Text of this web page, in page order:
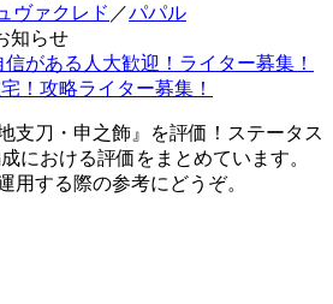
ヴァクレド ／パパル
知らせ
がある人大歓迎！ライター募集！
！攻略ライター募集！
支刀・申之飾』を評価！ステータス
における評価をまとめています。
用する際の参考にどうぞ。